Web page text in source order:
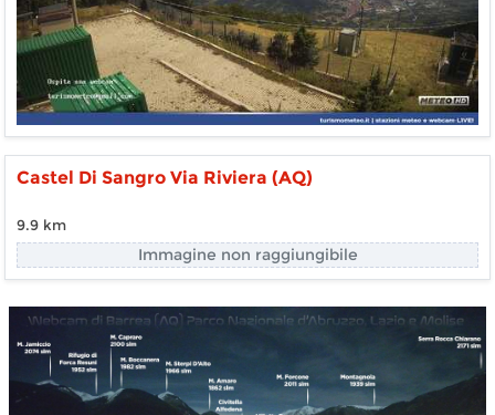
Castel Di Sangro Via Riviera (AQ)
9.9 km
Immagine non raggiungibile